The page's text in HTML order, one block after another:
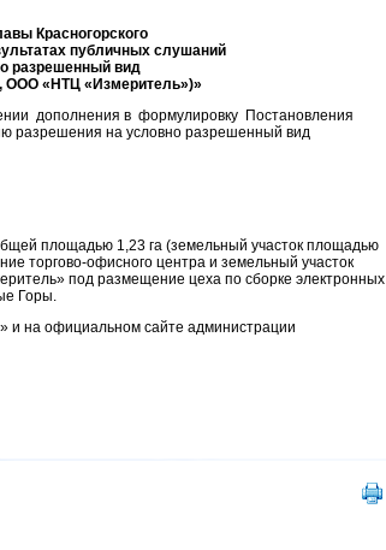
Красногорского
публичных слушаний
разрешенный вид
ООО «НТЦ «Измеритель»)»
дополнения в формулировку Постановления
разрешения на условно разрешенный вид
площадью 1,23 га (земельный участок площадью
торгово-офисного центра и земельный участок
под размещение цеха по сборке электронных
Горы.
и на официальном сайте администрации